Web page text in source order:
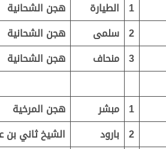
1 الطيارة هجن الشحانية
2 سلمى هجن الشحانية
3 منحاف هجن الشحانية
1 مبشر هجن المرخية
2 بارود الشيخ ثاني